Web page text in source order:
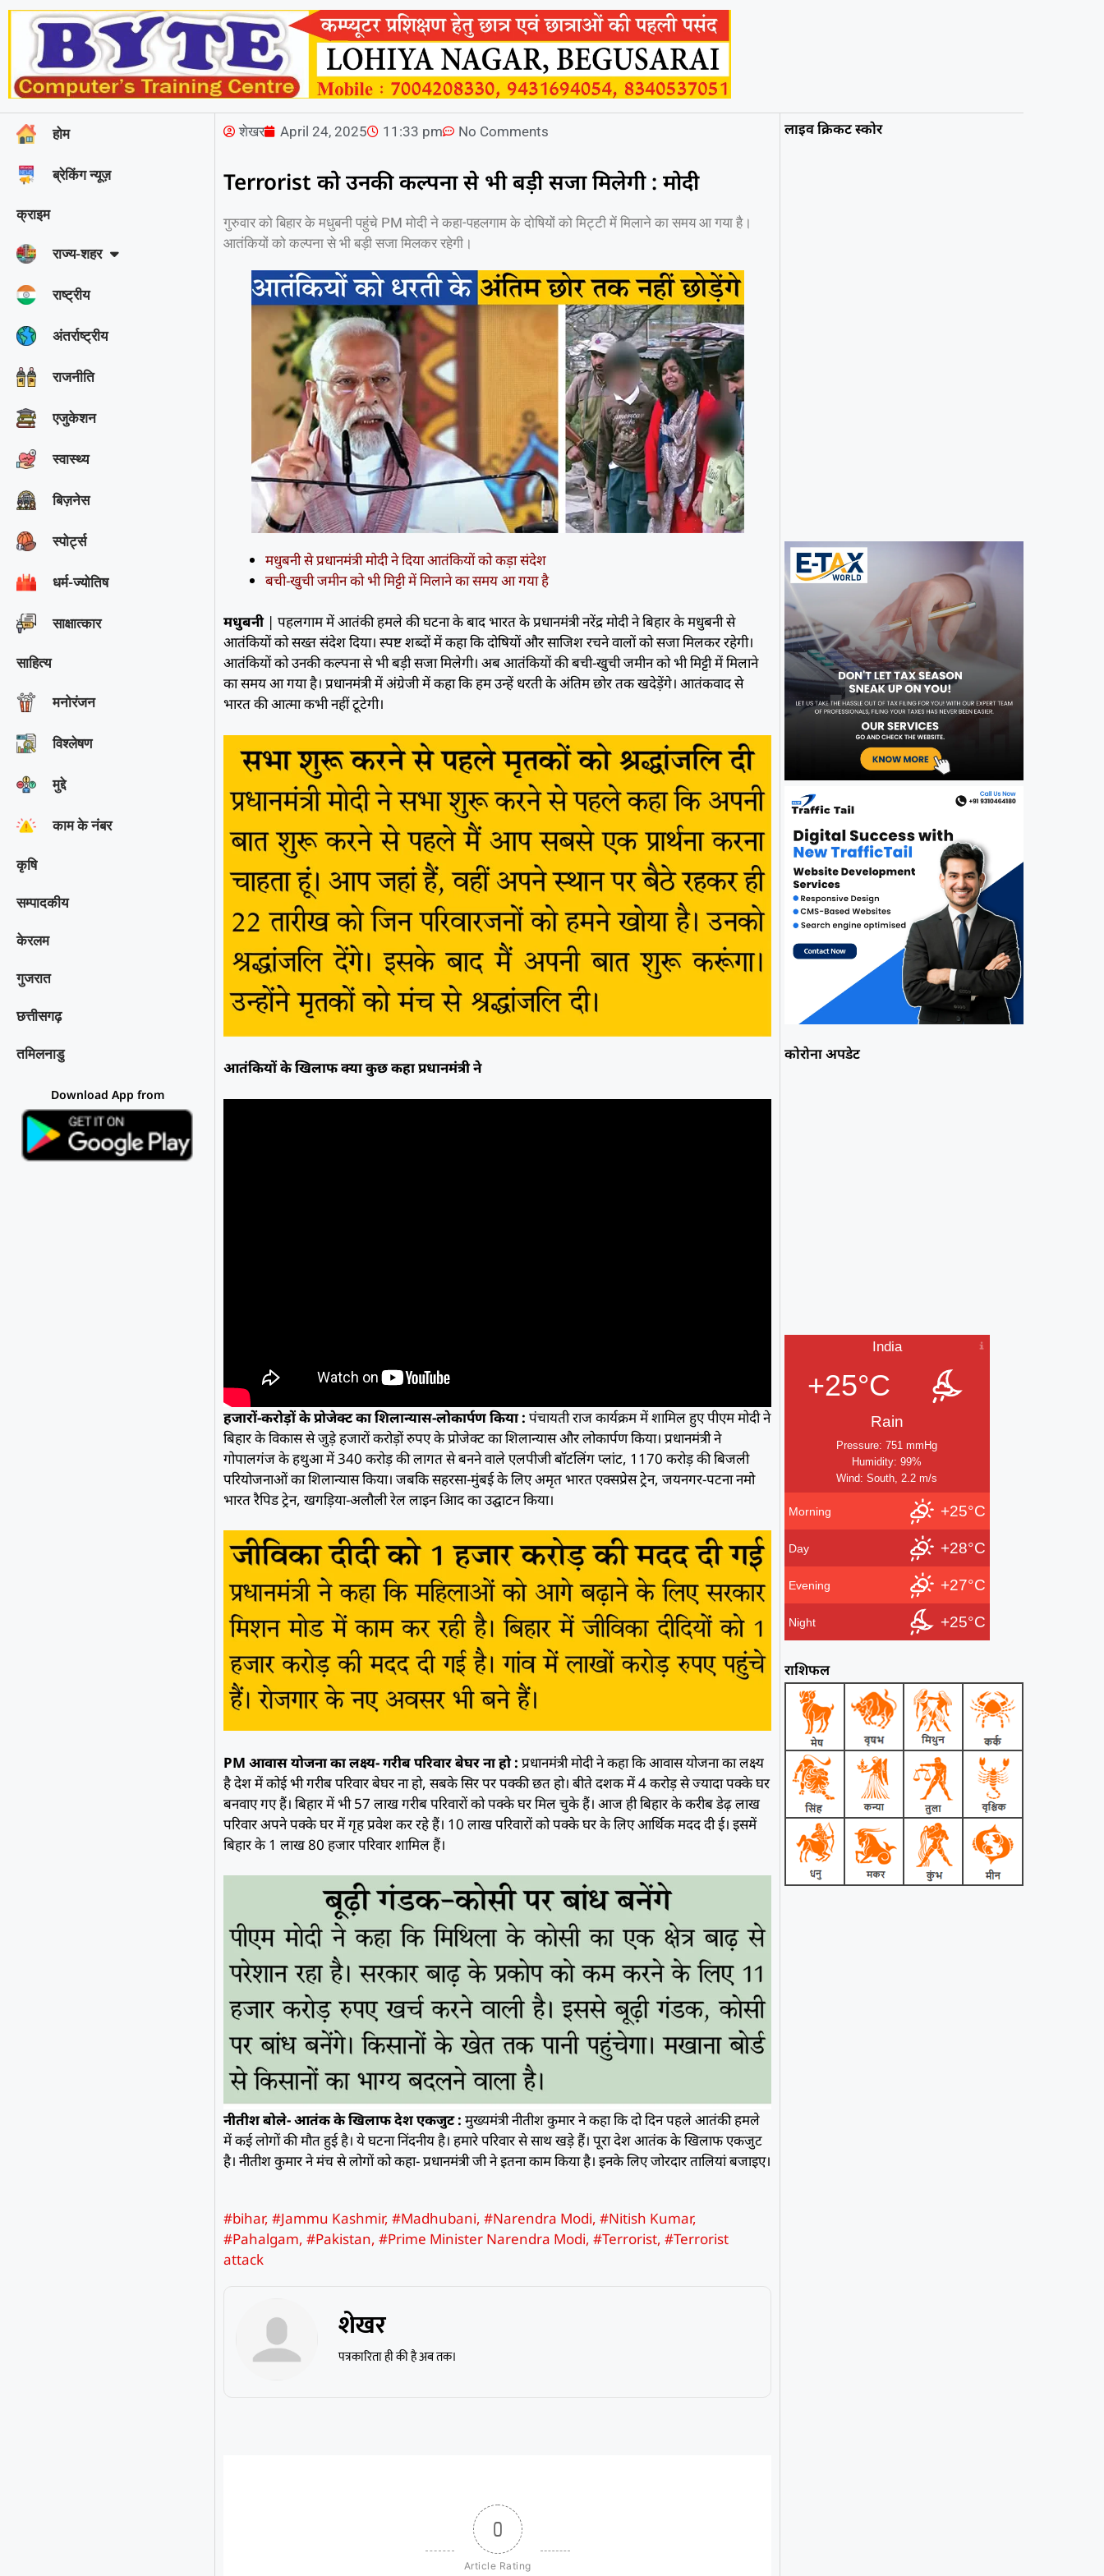
होम
ब्रेकिंग न्यूज़
क्राइम
राज्‍य-शहर
राष्ट्रीय
अंतर्राष्ट्रीय
राजनीति
एजुकेशन
स्वास्थ्य
बिज़नेस
स्पोर्ट्स
धर्म-ज्योतिष
साक्षात्‍कार
साहित्य
मनोरंजन
विश्‍लेषण
मुद्दे
काम के नंबर
कृषि
सम्पादकीय
केरलम
गुजरात
छत्तीसगढ़
तमिलनाडु
Download App from
शेखर April 24, 2025 11:33 pm No Comments
Terrorist को उनकी कल्पना से भी बड़ी सजा मिलेगी : मोदी
गुरुवार को बिहार के मधुबनी पहुंचे PM मोदी ने कहा-पहलगाम के दोषियों को मिट्टी में मिलाने का समय आ गया है।
आतंकियों को कल्पना से भी बड़ी सजा मिलकर रहेगी।
मधुबनी से प्रधानमंत्री मोदी ने दिया आतंकियों को कड़ा संदेश
बची-खुची जमीन को भी मिट्टी में मिलाने का समय आ गया है
मधुबनी| पहलगाम में आतंकी हमले की घटना के बाद भारत के प्रधानमंत्री नरेंद्र मोदी ने बिहार के मधुबनी से
आतंकियों को सख्त संदेश दिया। स्पष्ट शब्दों में कहा कि दोषियों और साजिश रचने वालों को सजा मिलकर रहेगी।
आतंकियों को उनकी कल्पना से भी बड़ी सजा मिलेगी। अब आतंकियों की बची-खुची जमीन को भी मिट्टी में मिलाने
का समय आ गया है। प्रधानमंत्री में अंग्रेजी में कहा कि हम उन्हें धरती के अंतिम छोर तक खदेड़ेंगे। आतंकवाद से
भारत की आत्मा कभी नहीं टूटेगी।
आतंकियों के खिलाफ क्या कुछ कहा प्रधानमंत्री ने
हजारों-करोड़ों के प्रोजेक्ट का शिलान्यास-लोकार्पण किया : पंचायती राज कार्यक्रम में शामिल हुए पीएम मोदी ने
बिहार के विकास से जुड़े हजारों करोड़ों रुपए के प्रोजेक्ट का शिलान्यास और लोकार्पण किया। प्रधानमंत्री ने
गोपालगंज के हथुआ में 340 करोड़ की लागत से बनने वाले एलपीजी बॉटलिंग प्लांट, 1170 करोड़ की बिजली
परियोजनाओं का शिलान्यास किया। जबकि सहरसा-मुंबई के लिए अमृत भारत एक्सप्रेस ट्रेन, जयनगर-पटना नमो
भारत रैपिड ट्रेन, खगड़िया-अलौली रेल लाइन आिद का उद्घाटन किया।
PM आवास योजना का लक्ष्य- गरीब परिवार बेघर ना हो : प्रधानमंत्री मोदी ने कहा कि आवास योजना का लक्ष्य
है देश में कोई भी गरीब परिवार बेघर ना हो, सबके सिर पर पक्की छत हो। बीते दशक में 4 करोड़ से ज्यादा पक्के घर
बनवाए गए हैं। बिहार में भी 57 लाख गरीब परिवारों को पक्के घर मिल चुके हैं। आज ही बिहार के करीब डेढ़ लाख
परिवार अपने पक्के घर में गृह प्रवेश कर रहे हैं। 10 लाख परिवारों को पक्के घर के लिए आर्थिक मदद दी ई। इसमें
बिहार के 1 लाख 80 हजार परिवार शामिल हैं।
नीतीश बोले- आतंक के खिलाफ देश एकजुट : मुख्यमंत्री नीतीश कुमार ने कहा कि दो दिन पहले आतंकी हमले
में कई लोगों की मौत हुई है। ये घटना निंदनीय है। हमारे परिवार से साथ खड़े हैं। पूरा देश आतंक के खिलाफ एकजुट
है। नीतीश कुमार ने मंच से लोगों को कहा- प्रधानमंत्री जी ने इतना काम किया है। इनके लिए जोरदार तालियां बजाइए।
#bihar,#Jammu Kashmir,#Madhubani,#Narendra Modi,#Nitish Kumar,
#Pahalgam,#Pakistan,#Prime Minister Narendra Modi,#Terrorist,#Terrorist
attack
शेखर
पत्रकारिता ही की है अब तक।
0
Article Rating
लाइव क्रिकट स्कोर
कोरोना अपडेट
India
+25°C
Rain
Pressure: 751 mmHg
Humidity: 99%
Wind: South, 2.2 m/s
Morning +25°C
Day +28°C
Evening +27°C
Night +25°C
राशिफल